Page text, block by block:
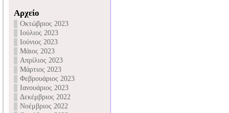
Αρχείο
Οκτώβριος 2023
Ιούλιος 2023
Ιούνιος 2023
Μάιος 2023
Απρίλιος 2023
Μάρτιος 2023
Φεβρουάριος 2023
Ιανουάριος 2023
Δεκέμβριος 2022
Νοέμβριος 2022